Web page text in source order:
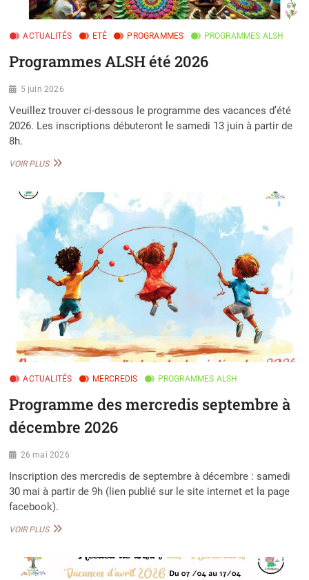
ACTUALITÉS ETÉ PROGRAMMES PROGRAMMES ALSH
Programmes ALSH été 2026
5 juin 2026
Veuillez trouver ci-dessous le programme des vacances d’été
2026. Les inscriptions débuteront le samedi 13 juin à partir de
8h.
VOIR PLUSPROGRAMMES
2026
ACTUALITÉS MERCREDIS PROGRAMMES ALSH
Programme des mercredis septembre à
décembre 2026
26 mai 2026
Inscription des mercredis de septembre à décembre : samedi
30 mai à partir de 9h (lien publié sur le site internet et la page
facebook).
VOIR PLUSPROGRAMME
SEPTEMBRE